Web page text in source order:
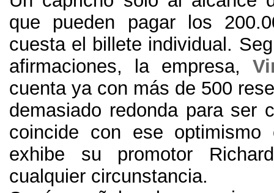
que pueden pagar los
cuesta el billete individual .
afirmaciones, la empresa,
cuenta ya con más de 500
demasiado redonda para ser
coincide con ese optimismo
exhibe su promotor
cualquier circunstancia.